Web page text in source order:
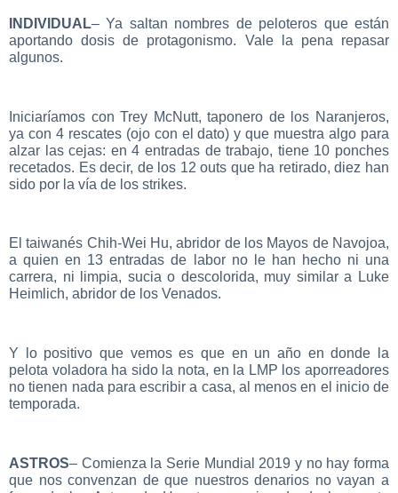
INDIVIDUAL– Ya saltan nombres de peloteros que están
aportando dosis de protagonismo. Vale la pena repasar
algunos.
Iniciaríamos con Trey McNutt, taponero de los Naranjeros,
ya con 4 rescates (ojo con el dato) y que muestra algo para
alzar las cejas: en 4 entradas de trabajo, tiene 10 ponches
recetados. Es decir, de los 12 outs que ha retirado, diez han
sido por la vía de los strikes.
El taiwanés Chih-Wei Hu, abridor de los Mayos de Navojoa,
a quien en 13 entradas de labor no le han hecho ni una
carrera, ni limpia, sucia o descolorida, muy similar a Luke
Heimlich, abridor de los Venados.
Y lo positivo que vemos es que en un año en donde la
pelota voladora ha sido la nota, en la LMP los aporreadores
no tienen nada para escribir a casa, al menos en el inicio de
temporada.
ASTROS– Comienza la Serie Mundial 2019 y no hay forma
que nos convenzan de que nuestros denarios no vayan a